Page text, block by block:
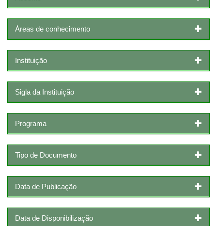
Áreas de conhecimento
Instituição
Sigla da Instituição
Programa
Tipo de Documento
Data de Publicação
Data de Disponibilização